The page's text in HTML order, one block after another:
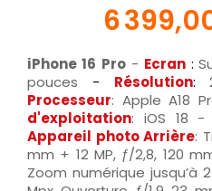
6
iPhone 16 Pro- Ecran :
pouces - Résolution:
Processeur: Apple A18
d'exploitation: iOS 18 -
Appareil photo Arrière:
mm + 12 MP, ƒ/2,8, 120
Zoom numérique jusqu’à